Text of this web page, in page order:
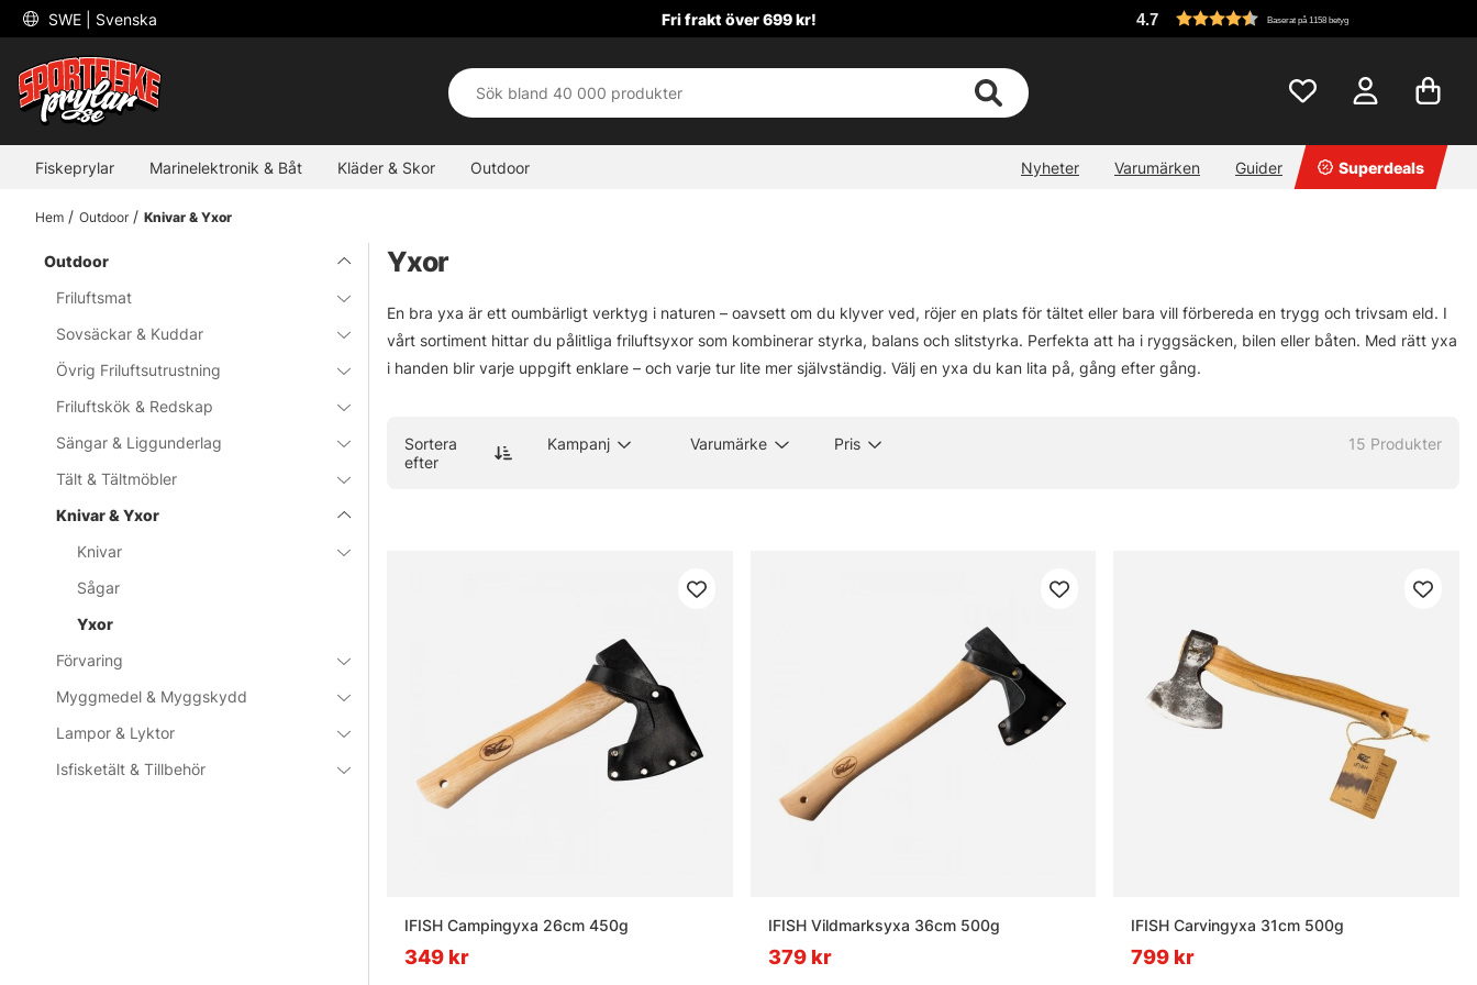
SWE | Svenska Fri frakt över 699 kr! 4.7 Baserat på 1158 betyg
Fiskeprylar Marinelektronik & Båt Kläder & Skor Outdoor Nyheter Varumärken Guider Superdeals
Hem Outdoor Knivar & Yxor
Outdoor
Friluftsmat
Sovsäckar & Kuddar
Övrig Friluftsutrustning
Friluftskök & Redskap
Sängar & Liggunderlag
Tält & Tältmöbler
Knivar & Yxor
Knivar
Sågar
Yxor
Förvaring
Myggmedel & Myggskydd
Lampor & Lyktor
Isfisketält & Tillbehör
Yxor
En bra yxa är ett oumbärligt verktyg i naturen – oavsett om du klyver ved, röjer en plats för tältet eller bara vill förbereda en trygg och trivsam eld. I
vårt sortiment hittar du pålitliga friluftsyxor som kombinerar styrka, balans och slitstyrka. Perfekta att ha i ryggsäcken, bilen eller båten. Med rätt yxa
i handen blir varje uppgift enklare – och varje tur lite mer självständig. Välj en yxa du kan lita på, gång efter gång.
Sortera
efter
Kampanj Varumärke Pris 15 Produkter
IFISH Campingyxa 26cm 450g
349 kr
IFISH Vildmarksyxa 36cm 500g
379 kr
IFISH Carvingyxa 31cm 500g
799 kr